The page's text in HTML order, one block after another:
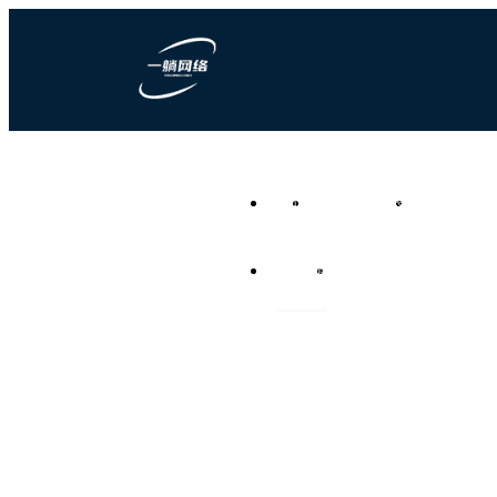
负责任的全网营销代运营公
首页 营销型网站建设 竞价推广代运
资讯频道